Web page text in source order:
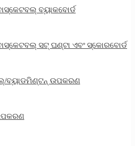
ବ୍ୟାକବୋର୍ଡ
ସଟ୍ ଘଣ୍ଟା ଏବଂ ସ୍କୋରବୋର୍ଡ
ବ୍ୟାଡମିଣ୍ଟନ୍ ଉପକରଣ